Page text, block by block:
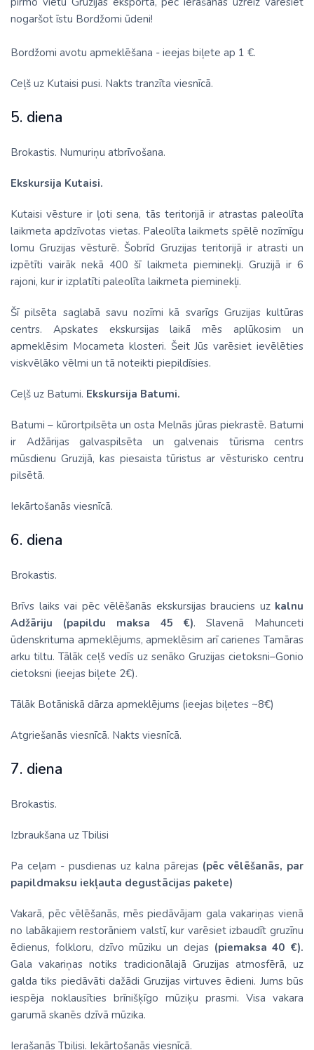
nogaršot īstu Bordžomi ūdeni!
Bordžomi avotu apmeklēšana - ieejas biļete ap 1 €.
Ceļš uz Kutaisi pusi. Nakts tranzīta viesnīcā.
5. diena
Brokastis. Numuriņu atbrīvošana.
Ekskursija Kutaisi.
Kutaisi vēsture ir ļoti sena, tās teritorijā ir atrastas paleolīta
laikmeta apdzīvotas vietas. Paleolīta laikmets spēlē nozīmīgu
lomu Gruzijas vēsturē. Šobrīd Gruzijas teritorijā ir atrasti un
izpētīti vairāk nekā 400 šī laikmeta pieminekļi. Gruzijā ir 6
rajoni, kur ir izplatīti paleolīta laikmeta pieminekļi.
Šī pilsēta saglabā savu nozīmi kā svarīgs Gruzijas kultūras
centrs. Apskates ekskursijas laikā mēs aplūkosim un
apmeklēsim Mocameta klosteri. Šeit Jūs varēsiet ievēlēties
viskvēlāko vēlmi un tā noteikti piepildīsies.
Ceļš uz Batumi. Ekskursija Batumi.
Batumi – kūrortpilsēta un osta Melnās jūras piekrastē. Batumi
ir Adžārijas galvaspilsēta un galvenais tūrisma centrs
mūsdienu Gruzijā, kas piesaista tūristus ar vēsturisko centru
pilsētā.
Iekārtošanās viesnīcā.
6. diena
Brokastis.
Brīvs laiks vai pēc vēlēšanās ekskursijas brauciens uz kalnu
Adžāriju
(papildu maksa 45 €). Slavenā Mahunceti
ūdenskrituma apmeklējums, apmeklēsim arī carienes Tamāras
arku tiltu. Tālāk ceļš vedīs uz senāko Gruzijas cietoksni–Gonio
cietoksni (ieejas biļete 2€).
Tālāk Botāniskā dārza apmeklējums (ieejas biļetes ~8€)
Atgriešanās viesnīcā. Nakts viesnīcā.
7. diena
Brokastis.
Izbraukšana uz Tbilisi
Pa ceļam - pusdienas uz kalna pārejas (pēc vēlēšanās, par
papildmaksu iekļauta degustācijas pakete)
Vakarā, pēc vēlēšanās, mēs piedāvājam gala vakariņas vienā
no labākajiem restorāniem valstī, kur varēsiet izbaudīt gruzīnu
ēdienus, folkloru, dzīvo mūziku un dejas (piemaksa 40 €).
Gala vakariņas notiks tradicionālajā Gruzijas atmosfērā, uz
galda tiks piedāvāti dažādi Gruzijas virtuves ēdieni. Jums būs
iespēja noklausīties brīnišķīgo mūziķu prasmi. Visa vakara
garumā skanēs dzīvā mūzika.
Ierašanās Tbilisi. Iekārtošanās viesnīcā.